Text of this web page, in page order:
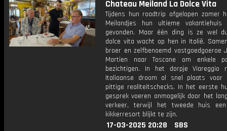
Chateau Meiland La Dolce Vita
Tijdens hun roadtrip afgelopen zomer
Meilandjes hun ultieme
gevonden. Maar één ding is ze wel
dolce vita wacht op hen in Italië.
broer en zelfbenoemd vastgoedgoeroe
Martien naar Toscane om enkele
bezichtigen. In het dorpje Viareggio
Italiaanse droom al snel plaats voor
pittige realiteitschecks. In het eerste
gesprek voeren onmogelijk door het
verkeer, terwijl het tweede huis een
kikkerresort blijkt te zijn.
17-03-2025 20:28
SBS